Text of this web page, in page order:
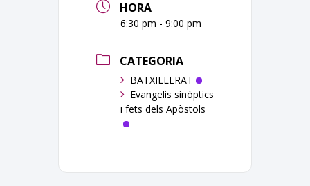
HORA
6:30 pm - 9:00 pm
CATEGORIA
BATXILLERAT
Evangelis sinòptics
i fets dels Apòstols